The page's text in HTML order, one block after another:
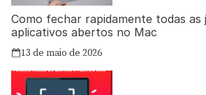
Como fechar rapidamente todas as
aplicativos abertos no Mac
13 de maio de 2026